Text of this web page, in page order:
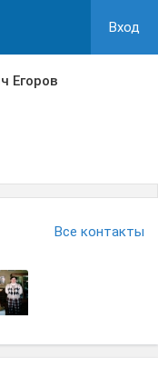
Вход
Егоров
Все контакты